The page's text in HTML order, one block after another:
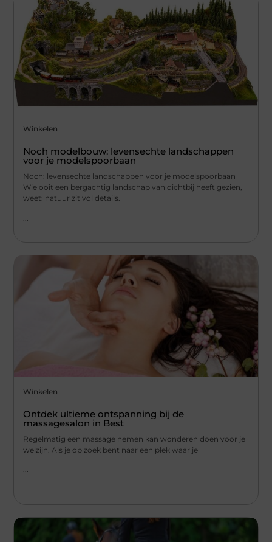
Winkelen
Noch modelbouw: levensechte landschappen
voor je modelspoorbaan
Noch: levensechte landschappen voor je modelspoorbaan
Wie ooit een bergachtig landschap van dichtbij heeft gezien,
weet: natuur zit vol details.
Winkelen
Ontdek ultieme ontspanning bij de
massagesalon in Best
Regelmatig een massage nemen kan wonderen doen voor je
welzijn. Als je op zoek bent naar een plek waar je